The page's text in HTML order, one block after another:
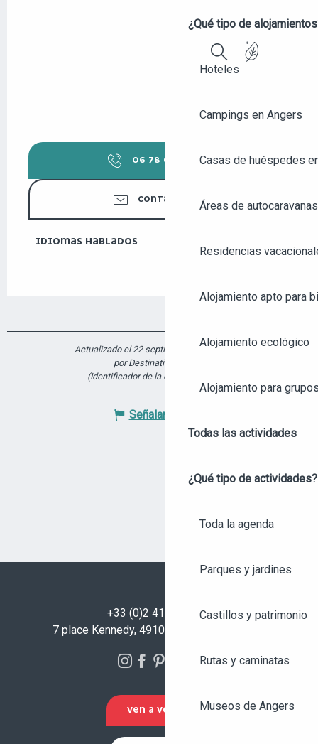
¿Qué tipo de
Hoteles
Campings en Angers
Casas de huéspedes
Áreas de autocaravanas
Residencias
Alojamiento apto para
Alojamiento ecológico
Alojamiento para
Todas las actividades
¿Qué tipo de actividades?
Toda la agenda
Parques y jardines
Castillos y patrimonio
Rutas y caminatas
Museos de Angers
Buscar
06 78 66 30 ▒▒
CONTÁCTENOS
IDIOMAS HABLADOS
IDIOMAS HABLADOS
Actualizado el 22 septiembre 2023 a 14:14
por Destination Angers
(Identificador de la oferta :
Señalar un error
+33 (0)2 41 23 50 00
7 place Kennedy, 49100 Angers - FRANCIA
VEN A VERNOS